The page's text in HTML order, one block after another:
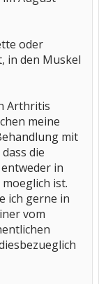
oder
in den Muskel
Arthritis
meine
mit
die
in
ist.
ich gerne in
vom